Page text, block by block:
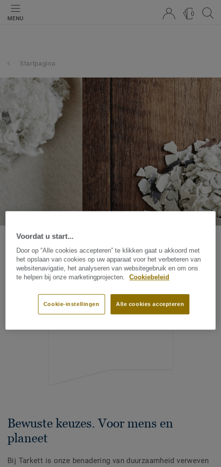
MENU
0
Startpagina
Onze
benadering
Bewuste keuzes. Voor mens en
planeet
Bij Tarkett is onze benadering van duurzaamheid verweven
Voordat u start...
Door op “Alle cookies accepteren” te klikken gaat u akkoord met
het opslaan van cookies op uw apparaat voor het verbeteren van
websitenavigatie, het analyseren van websitegebruik en om ons
te helpen bij onze marketingprojecten.
Cookiebeleid
Alle cookies accepteren
Cookie-instellingen